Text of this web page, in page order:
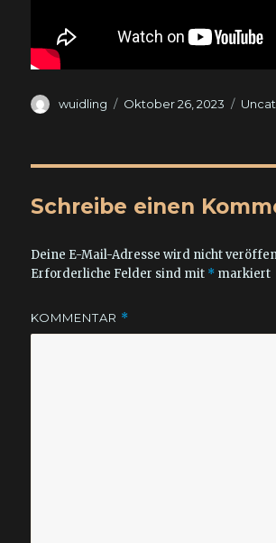
Autor
wuidling
Veröffentlicht
Oktober 26, 2023
Schreibe einen
Deine E-Mail-Adresse wird nicht
Erforderliche Felder sind mit * markiert
KOMMENTAR *